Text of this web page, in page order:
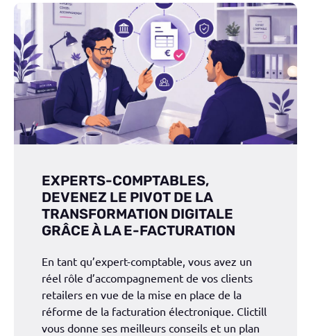
EXPERTS-COMPTABLES,
DEVENEZ LE PIVOT DE LA
TRANSFORMATION DIGITALE
GRÂCE À LA E-FACTURATION
En tant qu’expert-comptable, vous avez un
réel rôle d’accompagnement de vos clients
retailers en vue de la mise en place de la
réforme de la facturation électronique. Clictill
vous donne ses meilleurs conseils et un plan